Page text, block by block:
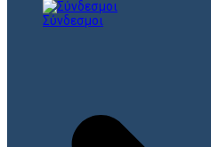
Σύνδεσμοι